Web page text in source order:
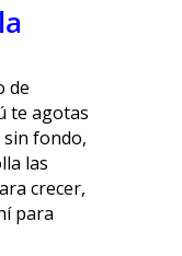
de
te agotas
fondo,
las
crecer,
para